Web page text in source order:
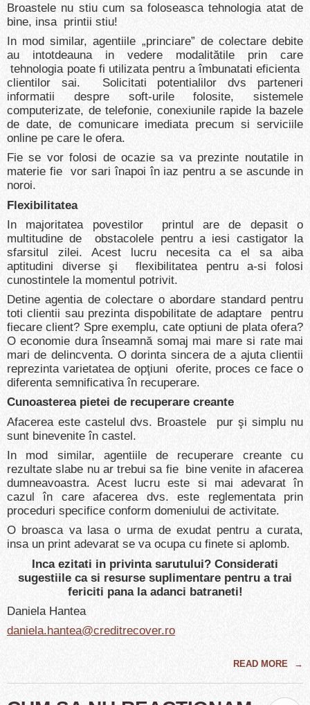
Broastele nu stiu cum sa foloseasca tehnologia atat de
bine, insa printii stiu!
In mod similar, agentiile „princiare” de colectare debite
au intotdeauna in vedere modalitătile prin care
tehnologia poate fi utilizata pentru a îmbunatati eficienta
clientilor sai. Solicitati potentialilor dvs parteneri
informatii despre soft-urile folosite, sistemele
computerizate, de telefonie, conexiunile rapide la bazele
de date, de comunicare imediata precum si serviciile
online pe care le ofera.
Fie se vor folosi de ocazie sa va prezinte noutatile in
materie fie vor sari înapoi în iaz pentru a se ascunde in
noroi.
Flexibilitatea
In majoritatea povestilor printul are de depasit o
multitudine de obstacolele pentru a iesi castigator la
sfarsitul zilei. Acest lucru necesita ca el sa aiba
aptitudini diverse şi flexibilitatea pentru a-si folosi
cunostintele la momentul potrivit.
Detine agentia de colectare o abordare standard pentru
toti clientii sau prezinta dispobilitate de adaptare pentru
fiecare client? Spre exemplu, cate optiuni de plata ofera?
O economie dura înseamnă somaj mai mare si rate mai
mari de delincventa. O dorinta sincera de a ajuta clientii
reprezinta varietatea de opţiuni oferite, proces ce face o
diferenta semnificativa în recuperare.
Cunoasterea pietei de recuperare creante
Afacerea este castelul dvs. Broastele pur şi simplu nu
sunt binevenite în castel.
In mod similar, agentiile de recuperare creante cu
rezultate slabe nu ar trebui sa fie bine venite in afacerea
dumneavoastra. Acest lucru este si mai adevarat în
cazul în care afacerea dvs. este reglementata prin
proceduri specifice conform domeniului de activitate.
O broasca va lasa o urma de exudat pentru a curata,
insa un print adevarat se va ocupa cu finete si aplomb.
Inca ezitati in privinta sarutului? Considerati
sugestiile ca si resurse suplimentare pentru a trai
fericiti pana la adanci batraneti!
Daniela Hantea
daniela.hantea@creditrecover.ro
READ MORE →